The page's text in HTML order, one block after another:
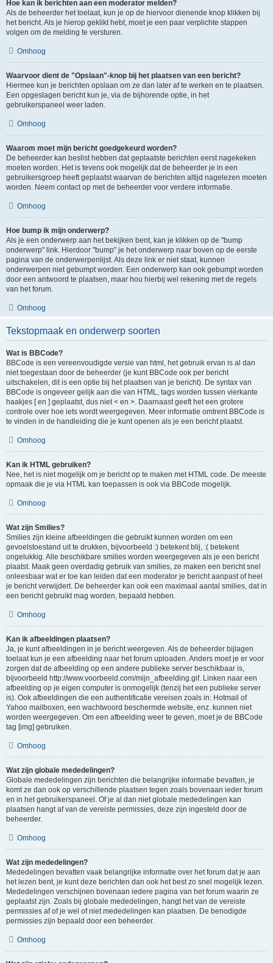
Hoe kan ik berichten aan een moderator melden?
Als de beheerder het toelaat, kun je op de hiervoor dienende knop klikken bij
het bericht. Als je hierop geklikt hebt, moet je een paar verplichte stappen
volgen om de melding te versturen.
Omhoog
Waarvoor dient de "Opslaan"-knop bij het plaatsen van een bericht?
Hiermee kun je berichten opslaan om ze dan later af te werken en te plaatsen.
Een opgeslagen bericht kun je, via de bijhorende optie, in het
gebruikerspaneel weer laden.
Omhoog
Waarom moet mijn bericht goedgekeurd worden?
De beheerder kan beslist hebben dat geplaatste berichten eerst nagekeken
moeten worden. Het is tevens ook mogelijk dat de beheerder je in een
gebruikersgroep heeft geplaatst waarvan de berichten altijd nagelezen moeten
worden. Neem contact op met de beheerder voor verdere informatie.
Omhoog
Hoe bump ik mijn onderwerp?
Als je een onderwerp aan het bekijken bent, kan je klikken op de "bump
onderwerp" link. Hierdoor "bump" je het onderwerp naar boven op de eerste
pagina van de onderwerpenlijst. Als deze link er niet staat, kunnen
onderwerpen niet gebumpt worden. Een onderwerp kan ook gebumpt worden
door een antwoord te plaatsen, maar hou hierbij wel rekening met de regels
van het forum.
Omhoog
Tekstopmaak en onderwerp soorten
Wat is BBCode?
BBCode is een vereenvoudigde versie van html, het gebruik ervan is al dan
niet toegestaan door de beheerder (je kunt BBCode ook per bericht
uitschakelen, dit is een optie bij het plaatsen van je bericht). De syntax van
BBCode is ongeveer gelijk aan die van HTML, tags worden tussen vierkante
haakjes [ en ] geplaatst, dus niet < en >. Daarnaast geeft het een grotere
controle over hoe iets wordt weergegeven. Meer informatie omtrent BBCode is
te vinden in de handleiding die je kunt openen als je een bericht plaatst.
Omhoog
Kan ik HTML gebruiken?
Nee, het is niet mogelijk om je bericht op te maken met HTML code. De meeste
opmaak die je via HTML kan toepassen is ook via BBCode mogelijk.
Omhoog
Wat zijn Smilies?
Smilies zijn kleine afbeeldingen die gebruikt kunnen worden om een
gevoelstoestand uit te drukken, bijvoorbeeld :) betekent blij, :( betekent
ongelukkig. Alle beschikbare smilies worden weergegeven als je een bericht
plaatst. Maak geen overdadig gebruik van smilies, ze maken een bericht snel
onleesbaar wat er toe kan leiden dat een moderator je bericht aanpast of heel
je bericht verwijdert. De beheerder kan ook een maximaal aantal smilies, dat in
een bericht gebruikt mag worden, bepaald hebben.
Omhoog
Kan ik afbeeldingen plaatsen?
Ja, je kunt afbeeldingen in je bericht weergeven. Als de beheerder bijlagen
toelaat kun je een afbeelding naar het forum uploaden. Anders moet je er voor
zorgen dat de afbeelding op een andere publieke server beschikbaar is,
bijvoorbeeld http://www.voorbeeld.com/mijn_afbeelding.gif. Linken naar een
afbeelding op je eigen computer is onmogelijk (tenzij het een publieke server
is). Ook afbeeldingen die een authentificatie vereisen zoals in: Hotmail of
Yahoo mailboxen, een wachtwoord beschermde website, enz. kunnen niet
worden weergegeven. Om een afbeelding weer te geven, moet je de BBCode
tag [img] gebruiken.
Omhoog
Wat zijn globale mededelingen?
Globale mededelingen zijn berichten die belangrijke informatie bevatten, je
komt ze dan ook op verschillende plaatsen tegen zoals bovenaan ieder forum
en in het gebruikerspaneel. Of je al dan niet globale mededelingen kan
plaatsen hangt af van de vereiste permissies, deze zijn ingesteld door de
beheerder.
Omhoog
Wat zijn mededelingen?
Mededelingen bevatten vaak belangrijke informatie over het forum dat je aan
het lezen bent, je kunt deze berichten dan ook het best zo snel mogelijk lezen.
Mededelingen verschijnen bovenaan iedere pagina van het forum waarin ze
geplaatst zijn. Zoals bij globale mededelingen, hangt het van de vereiste
permissies af of je wel of niet mededelingen kan plaatsen. De benodigde
permissies zijn bepaald door een beheerder.
Omhoog